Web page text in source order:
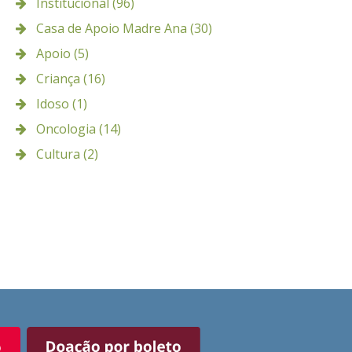
Casa de Apoio Madre Ana (30)
Apoio (5)
Criança (16)
Idoso (1)
Oncologia (14)
Cultura (2)